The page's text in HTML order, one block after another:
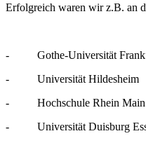
Erfolgreich waren wir z.B. an
- Gothe-Universität
- Universität Hildesheim
- Hochschule Rhein Main
- Universität Duisburg